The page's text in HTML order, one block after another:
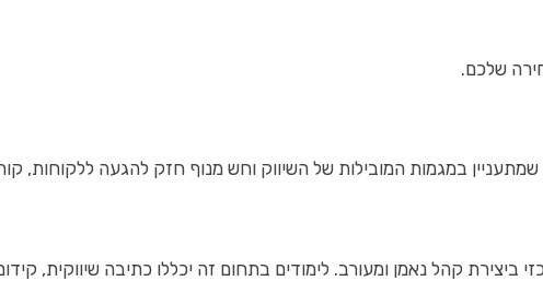
קהל נאמן ומעורב. לימודים בתחום זה יכללו כתיבה שיווקית,